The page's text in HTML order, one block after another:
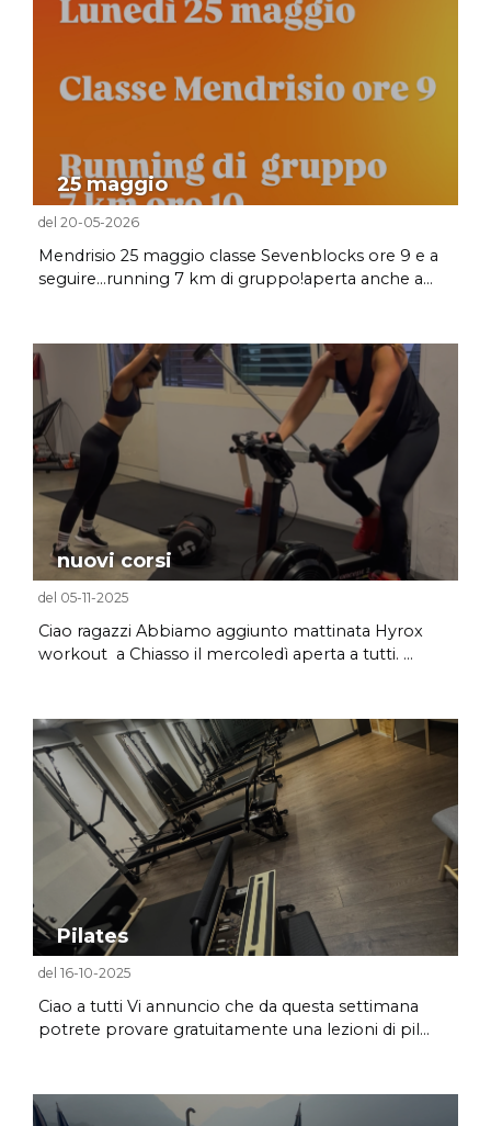
25 maggio
del 20-05-2026
Mendrisio 25 maggio classe Sevenblocks ore 9 e a
seguire...running 7 km di gruppo!aperta anche a...
nuovi corsi
del 05-11-2025
Ciao ragazzi Abbiamo aggiunto mattinata Hyrox
workout a Chiasso il mercoledì aperta a tutti. ...
Pilates
del 16-10-2025
Ciao a tutti Vi annuncio che da questa settimana
potrete provare gratuitamente una lezioni di pil...